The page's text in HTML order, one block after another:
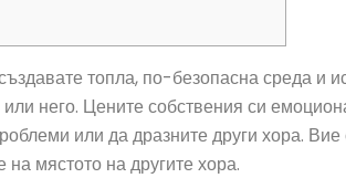
топла, по-безопасна среда и
него. Цените собствения си
или да дразните други хора.
на мястото на другите хора.